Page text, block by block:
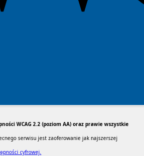
WCAG 2.2 (poziom AA) oraz prawie wszystkie
serwisu jest zaoferowanie jak najszerszej
cyfrowej.